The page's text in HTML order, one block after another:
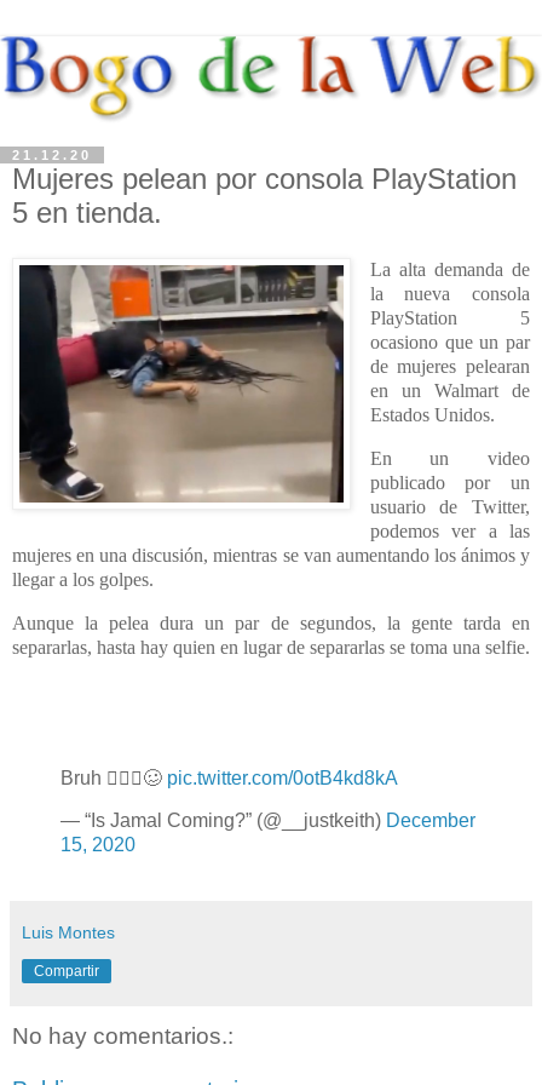
21.12.20
Mujeres pelean por consola PlayStation
5 en tienda.
La alta demanda de
la nueva consola
PlayStation 5
ocasiono que un par
de mujeres pelearan
en un Walmart de
Estados Unidos.
En un video
publicado por un
usuario de Twitter,
podemos ver a las
mujeres en una discusión, mientras se van aumentando los ánimosy
llegar a los golpes.
Aunque la pelea dura un par de segundos, la gente tarda en
separarlas, hasta hay quien en lugar de separarlas se toma una selfie.
Bruh 🤦🏾‍♂️🥴 pic.twitter.com/0otB4kd8kA
— “Is Jamal Coming?” (@__justkeith) December
15, 2020
Luis Montes
Compartir
No hay comentarios.: